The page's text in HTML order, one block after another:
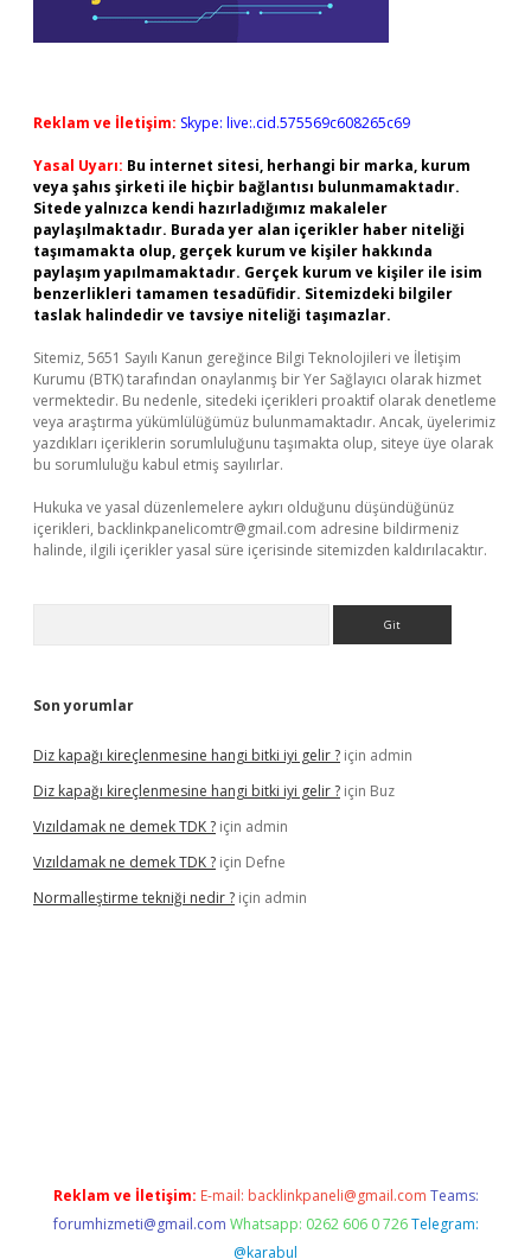
Reklam ve İletişim: Skype: live:.cid.575569c608265c69
Yasal Uyarı: Bu internet sitesi, herhangi bir marka, kurum
veya şahıs şirketi ile hiçbir bağlantısı bulunmamaktadır.
Sitede yalnızca kendi hazırladığımız makaleler
paylaşılmaktadır. Burada yer alan içerikler haber niteliği
taşımamakta olup, gerçek kurum ve kişiler hakkında
paylaşım yapılmamaktadır. Gerçek kurum ve kişiler ile isim
benzerlikleri tamamen tesadüfidir. Sitemizdeki bilgiler
taslak halindedir ve tavsiye niteliği taşımazlar.
Sitemiz, 5651 Sayılı Kanun gereğince Bilgi Teknolojileri ve İletişim
Kurumu (BTK) tarafından onaylanmış bir Yer Sağlayıcı olarak hizmet
vermektedir. Bu nedenle, sitedeki içerikleri proaktif olarak denetleme
veya araştırma yükümlülüğümüz bulunmamaktadır. Ancak, üyelerimiz
yazdıkları içeriklerin sorumluluğunu taşımakta olup, siteye üye olarak
bu sorumluluğu kabul etmiş sayılırlar.
Hukuka ve yasal düzenlemelere aykırı olduğunu düşündüğünüz
içerikleri, backlinkpanelicomtr@gmail.com adresine bildirmeniz
halinde, ilgili içerikler yasal süre içerisinde sitemizden kaldırılacaktır.
Son yorumlar
Diz kapağı kireçlenmesine hangi bitki iyi gelir ? için admin
Diz kapağı kireçlenmesine hangi bitki iyi gelir ? için Buz
Vızıldamak ne demek TDK ? için admin
Vızıldamak ne demek TDK ? için Defne
Normalleştirme tekniği nedir ? için admin
Reklam ve İletişim: E-mail: backlinkpaneli@gmail.com Teams:
forumhizmeti@gmail.com Whatsapp: 0262 606 0 726 Telegram:
@karabul